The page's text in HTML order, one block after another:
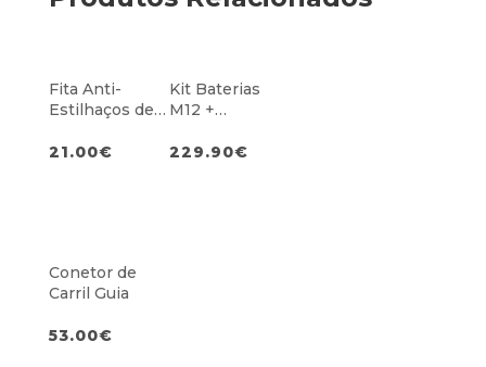
Fita Anti-
Estilhaços de
21.00€
Kit Baterias
M12 +
229.90€
Conetor de
Carril Guia
53.00€